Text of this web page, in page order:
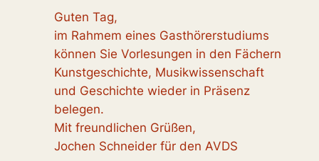
Guten Tag,
im Rahmem eines Gasthörerstudiums
können Sie Vorlesungen in den Fächern
Kunstgeschichte, Musikwissenschaft
und Geschichte wieder in Präsenz
belegen.
Mit freundlichen Grüßen,
Jochen Schneider für den AVDS